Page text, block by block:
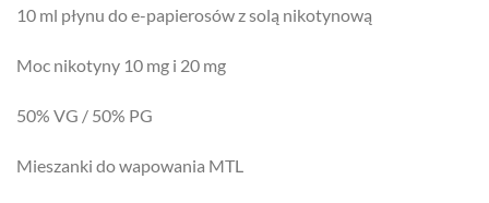
10 ml płynu do e-papierosów z solą nikotynową
Moc nikotyny 10 mg i 20 mg
50% VG / 50% PG
Mieszanki do wapowania MTL